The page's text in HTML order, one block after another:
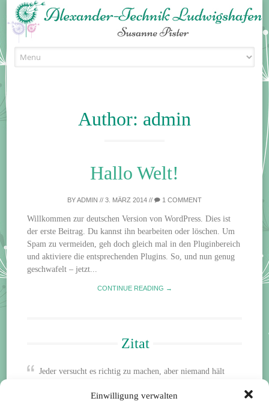
Einwilligung verwalten
to
Author: admin
Hallo Welt!
BYADMIN // 3. MÄRZ 2014 // 1 COMMENT
Willkommen zur deutschen Version von WordPress. Dies ist
der erste Beitrag. Du kannst ihn bearbeiten oder löschen. Um
Spam zu vermeiden, geh doch gleich mal in den Pluginbereich
und aktiviere die entsprechenden Plugins. So, und nun genug
geschwafelt – jetzt...
CONTINUE READING →
Zitat
Jeder versucht es richtig zu machen, aber niemand hält